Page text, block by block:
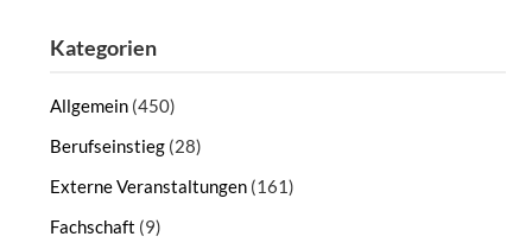
Kategorien
Allgemein (450)
Berufseinstieg (28)
Externe Veranstaltungen (161)
Fachschaft (9)